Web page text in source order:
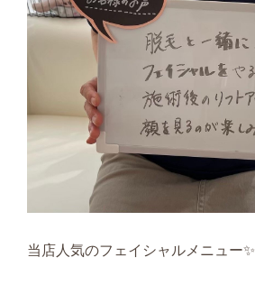
当店人気のフェイシャルメニュー✨